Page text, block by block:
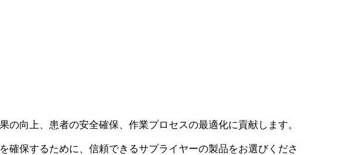
向上、患者の安全確保、作業プロセスの最適化に貢献します。
確保するために、信頼できるサプライヤーの製品をお選びくださ